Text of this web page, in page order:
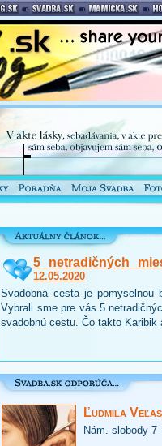
5 netradičných
12.05.2020
Svadobná cesta je pomyselnou
Vybrali sme pre vás 5
svadobnú cestu. Čo takto Karibik
Ľudmila
Nám. slobody 7